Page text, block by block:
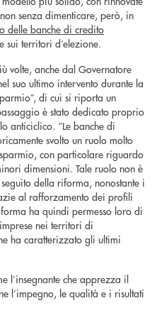
senza dimenticare, però, in
delle banche di credito
sui territori d’elezione.
volte, anche dal Governatore
suo ultimo intervento durante la
di cui si riporta un
è stato dedicato proprio
anticiclico. “Le banche di
svolto un ruolo molto
con particolare riguardo
dimensioni. Tale ruolo non è
della riforma, nonostante i
al rafforzamento dei profili
ha quindi permesso loro di
nei territori di
ha caratterizzato gli ultimi
l’insegnante che apprezza il
l’impegno, le qualità e i risultati